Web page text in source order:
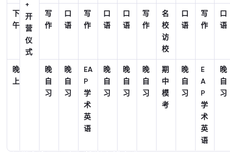
+
开
营
仪
式
下
午
写
作
口
语
写
作
口
语
口
语
写
作
名
校
访
校
口
语
写
作
口
语
晚
上
晚
自
习
晚
自
习
EA
P
学
术
英
语
晚
自
习
晚
自
习
晚
自
习
期
中
模
考
晚
自
习
E
A
P
学
术
英
语
晚
自
习